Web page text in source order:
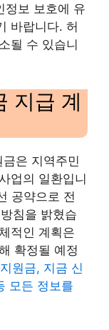
정보 보호에 유
바랍니다. 허
될 수 있습니
지급 계
은 지역주민
업의 일환입니
공약으로 전
침을 밝혔습
적인 계획은
확정될 예정
원금, 지금 신
모든 정보를